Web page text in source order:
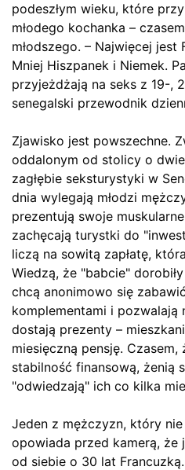
podeszłym wieku, które
młodego kochanka –
młodszego. – Najwięcej jest
Mniej Hiszpanek i Niemek.
przyjeżdżają na seks z 19-,
senegalski przewodnik
Zjawisko jest powszechne.
oddalonym od stolicy o
zagłębie seksturystyki w
dnia wylegają młodzi
prezentują swoje
zachęcają turystki do
liczą na sowitą zapłatę,
Wiedzą, że "babcie"
chcą anonimowo się
komplementami i pozwalają
dostają prezenty –
miesięczną pensję.
stabilność finansową, żenią
"odwiedzają" ich co kilka
Jeden z mężczyzn, który
opowiada przed kamerą, że
od siebie o 30 lat